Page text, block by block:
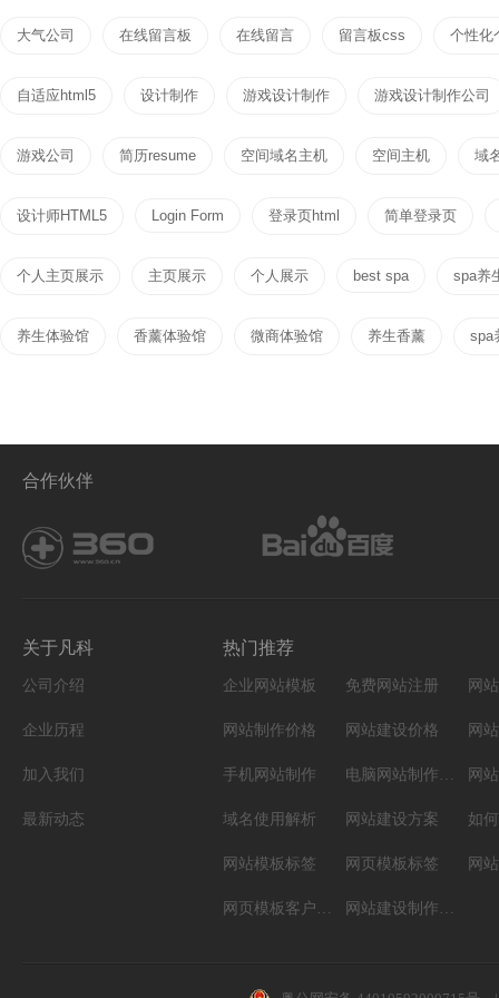
大气公司 在线留言板 在线留言 留言板css 个性化
自适应html5 设计制作 游戏设计制作 游戏设计制作公司
游戏公司 简历resume 空间域名主机 空间主机 域
设计师HTML5 Login Form 登录页html 简单登录页
个人主页展示 主页展示 个人展示 best spa spa养
养生体验馆 香薰体验馆 微商体验馆 养生香薰 spa
合作伙伴
关于凡科
公司介绍
企业历程
加入我们
最新动态
热门推荐
企业网站模板 免费网站注册 网
网站制作价格 网站建设价格 网
手机网站制作 电脑网站制作设计 网
域名使用解析 网站建设方案 如
网站模板标签 网页模板标签
网页模板客户案例 网站建设制作知识